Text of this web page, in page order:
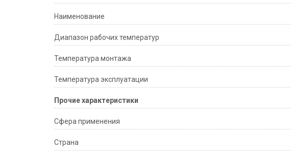
Наименование
Диапазон рабочих температур
Температура монтажа
Температура эксплуатации
Прочие характеристики
Сфера применения
Страна